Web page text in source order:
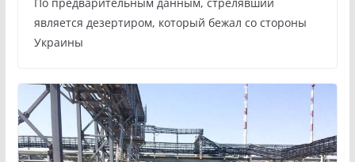
По предварительным данным, стрелявший
является дезертиром, который бежал со стороны
Украины